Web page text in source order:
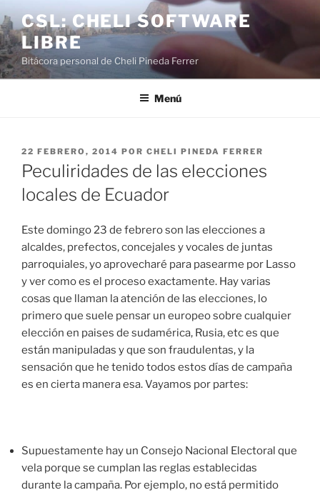
al
contenido
CSL: CHELI SOFTWARE
LIBRE
Bitácora personal de Cheli Pineda Ferrer
Menú
PUBLICADO
EL
22 FEBRERO, 2014 POR CHELI PINEDA FERRER
Peculiridades de las elecciones
locales de Ecuador
Este domingo 23 de febrero son las elecciones a
alcaldes, prefectos, concejales y vocales de juntas
parroquiales, yo aprovecharé para pasearme por Lasso
y ver como es el proceso exactamente. Hay varias
cosas que llaman la atención de las elecciones, lo
primero que suele pensar un europeo sobre cualquier
elección en paises de sudamérica, Rusia, etc es que
están manipuladas y que son fraudulentas, y la
sensación que he tenido todos estos días de campaña
es en cierta manera esa. Vayamos por partes:
Supuestamente hay un Consejo Nacional Electoral que
vela porque se cumplan las reglas establecidas
durante la campaña. Por ejemplo, no está permitido